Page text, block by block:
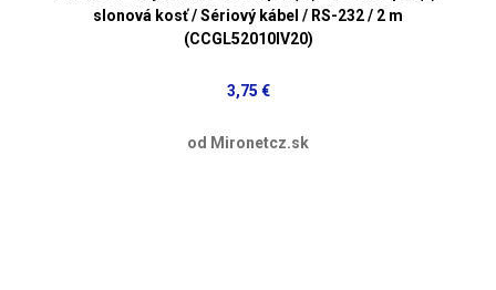
slonová kosť / Sériový kábel / RS-232 / 2 m
(CCGL52010IV20)
3,75 €
od Mironetcz.sk